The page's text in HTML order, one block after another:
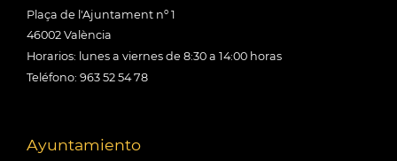
Plaça de l'Ajuntament nº 1
46002 València
Horarios: lunes a viernes de 8:30 a 14:00 horas
Teléfono: 963 52 54 78
Ayuntamiento